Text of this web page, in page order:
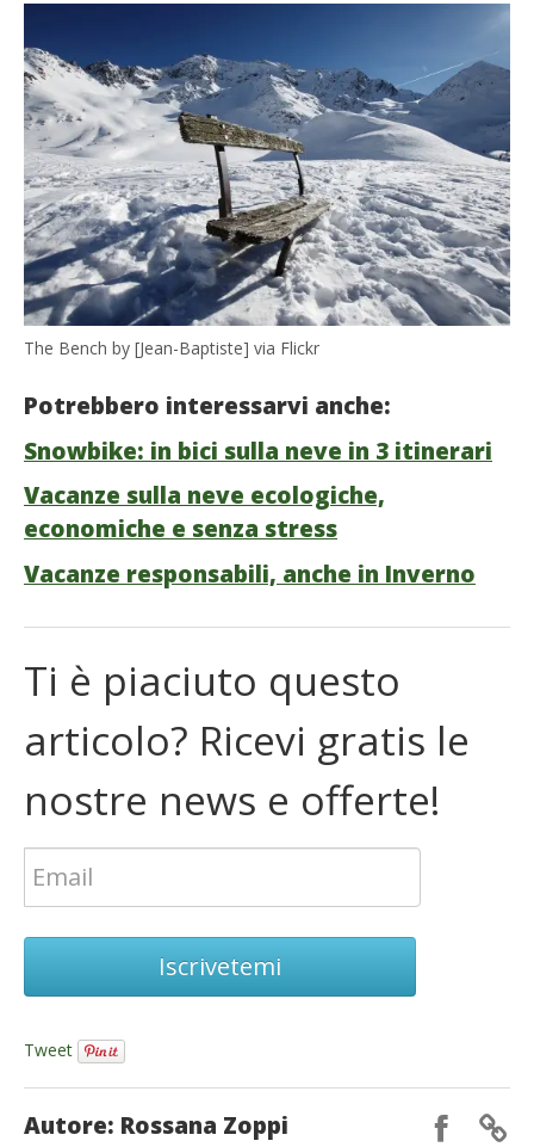
The Bench by [Jean-Baptiste] via Flickr
Potrebbero interessarvi anche:
Snowbike: in bici sulla neve in 3 itinerari
Vacanze sulla neve ecologiche,
economiche e senza stress
Vacanze responsabili, anche in Inverno
Ti è piaciuto questo
articolo? Ricevi gratis le
nostre news e offerte!
Iscrivetemi
Tweet
Autore: Rossana Zoppi